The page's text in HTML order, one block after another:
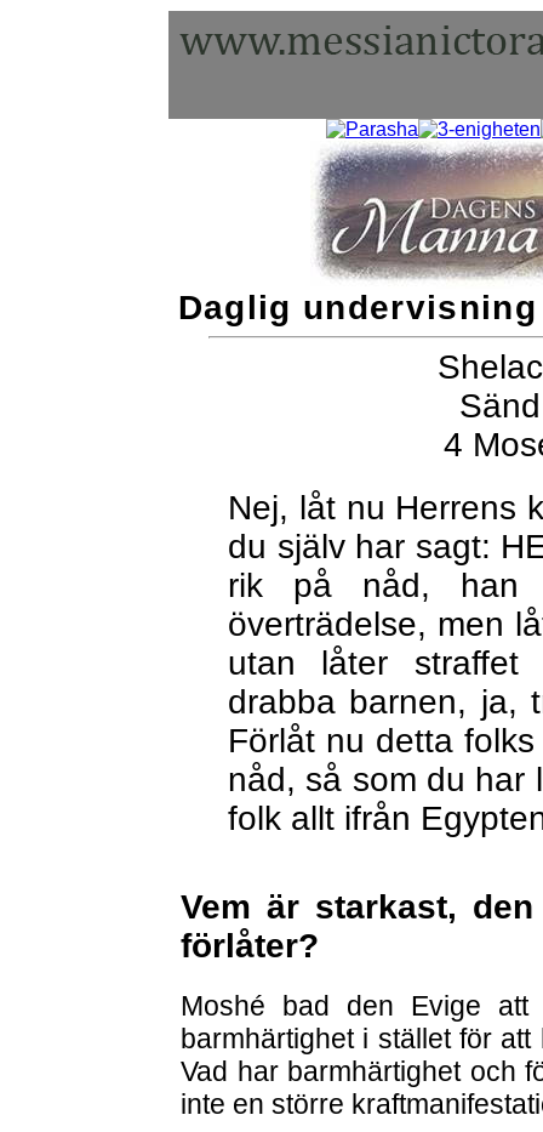
Daglig
4
Nej, låt nu Herrens
du själv har sagt:
rik på nåd, han
överträdelse, men
utan låter straffet
drabba barnen, ja,
Förlåt nu detta
nåd, så som du har
folk allt ifrån
Vem är starkast,
förlåter?
Moshé bad den Evige
barmhärtighet i stället för
Vad har barmhärtighet och
inte en större